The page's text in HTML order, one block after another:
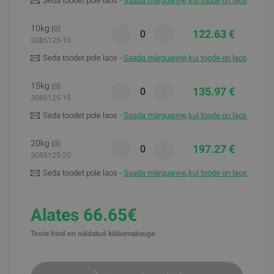
10kg (0)
3085125-10
122.63 €
Seda toodet pole laos - Saada märguanne,kui toode on laos
15kg (0)
3085125-15
135.97 €
Seda toodet pole laos - Saada märguanne,kui toode on laos
20kg (0)
3085125-20
197.27 €
Seda toodet pole laos - Saada märguanne,kui toode on laos
Alates 66.65€
Toote hind on näidatud käibemaksuga